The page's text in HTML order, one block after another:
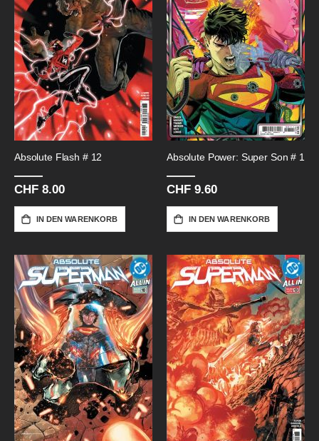
Absolute Flash # 12
CHF 8.00
IN DEN WARENKORB
Absolute Power: Super Son # 1
CHF 9.60
IN DEN WARENKORB